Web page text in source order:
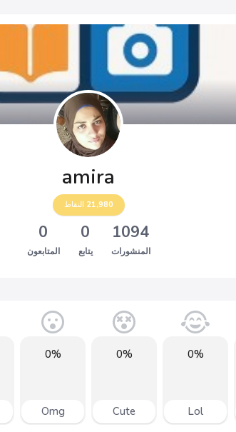
amira
21,980 النقاط
1094
المنشورات
0
يتابع
0
المتابعون
0%
Lol
0%
Cute
0%
Omg